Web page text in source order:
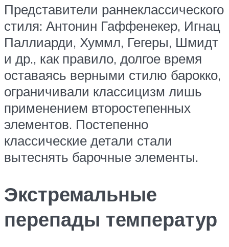
Представители раннеклассического
стиля: Антонин Гаффенекер, Игнац
Паллиарди, Хуммл, Гегеры, Шмидт
и др., как правило, долгое время
оставаясь верными стилю барокко,
ограничивали классицизм лишь
применением второстепенных
элементов. Постепенно
классические детали стали
вытеснять барочные элементы.
Экстремальные
перепады температур